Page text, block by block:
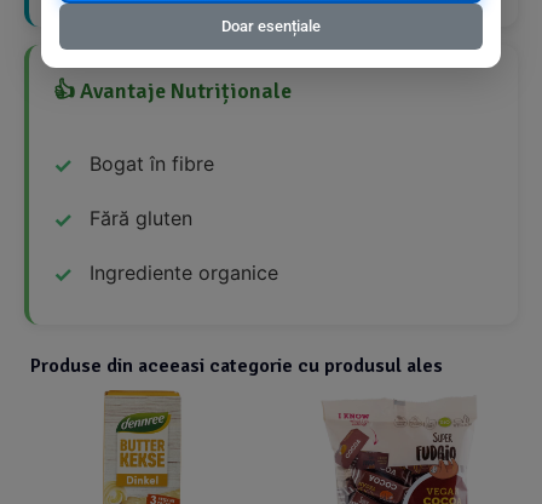
👍 Avantaje Nutriționale
Bogat în fibre
Fără gluten
Ingrediente organice
Produse din aceeasi categorie cu produsul ales
Doar esențiale